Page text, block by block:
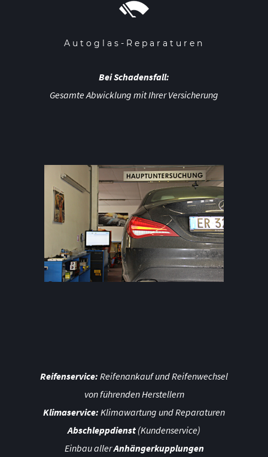
Autoglas-Reparaturen
Bei Schadensfall:
Gesamte Abwicklung mit Ihrer Versicherung
Reifenservice: Reifenankauf und Reifenwechsel
von führenden Herstellern
Klimaservice: Klimawartung und Reparaturen
Abschleppdienst (Kundenservice)
Einbau allerAnhängerkupplungen